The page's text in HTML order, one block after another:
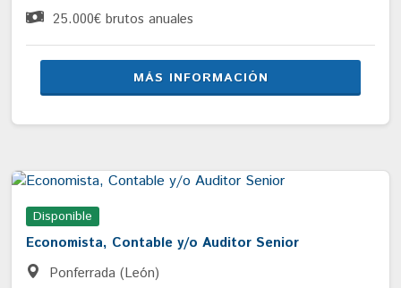
25.000€ brutos anuales
MÁS INFORMACIÓN
Disponible
Economista, Contable y/o Auditor Senior
Ponferrada (León)